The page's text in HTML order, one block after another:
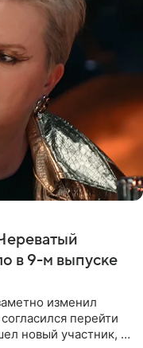
в 9-м выпуске
изменил
перейти
новый участник, а